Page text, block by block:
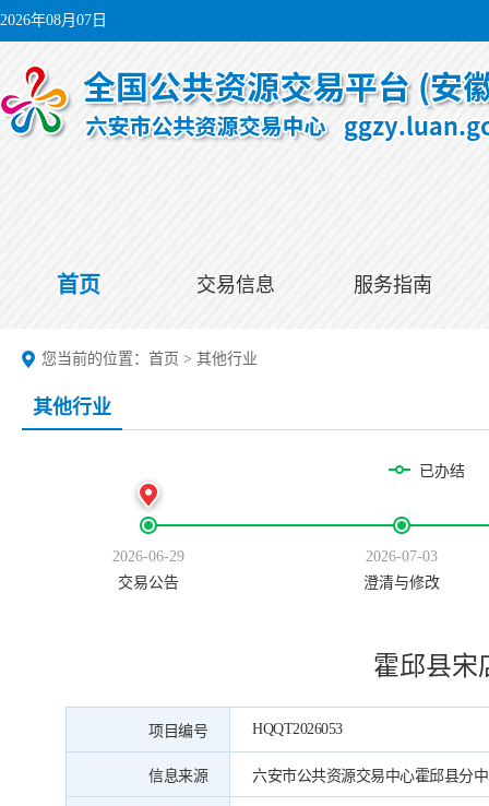
2026年08月07日
首页 交易信息 服务指南
您当前的位置： 首页 > 其他行业
其他行业
已办结
2026-06-29
交易公告
2026-07-03
澄清与修改
霍邱县宋
项目编号 HQQT2026053
信息来源 六安市公共资源交易中心霍邱县分